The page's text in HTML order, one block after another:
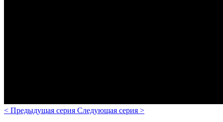
< Предыдущая серия Следующая серия >